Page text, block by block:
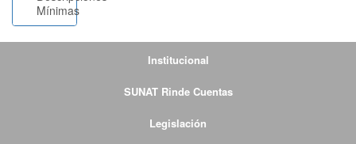
Mínimas
Institucional
SUNAT Rinde Cuentas
Legislación